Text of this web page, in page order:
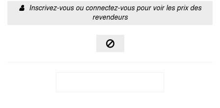
Inscrivez-vous ou connectez-vous pour voir les prix des
revendeurs